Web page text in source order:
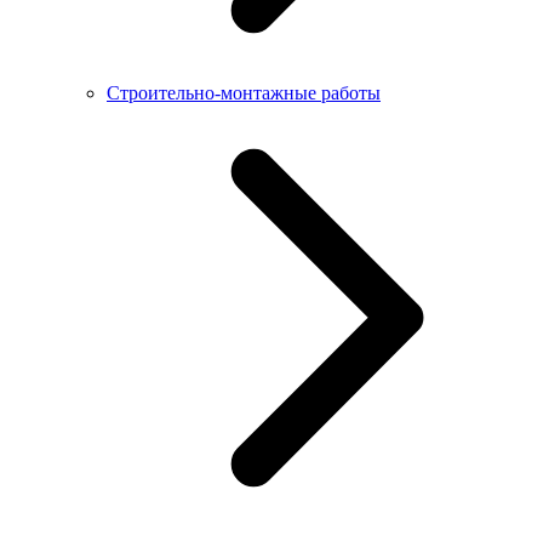
Строительно-монтажные работы